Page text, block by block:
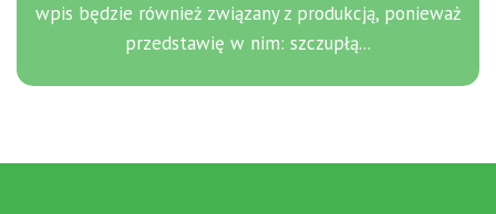
wpis będzie również związany z produkcją, ponieważ
przedstawię w nim: szczupłą...